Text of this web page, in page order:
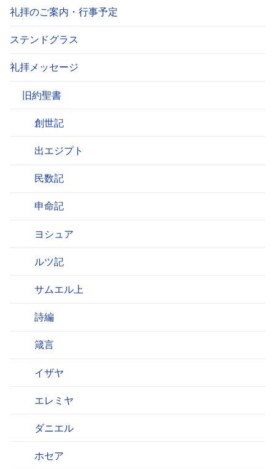
礼拝のご案内・行事予定
ステンドグラス
礼拝メッセージ
旧約聖書
創世記
出エジプト
民数記
申命記
ヨシュア
ルツ記
サムエル上
詩編
箴言
イザヤ
エレミヤ
ダニエル
ホセア